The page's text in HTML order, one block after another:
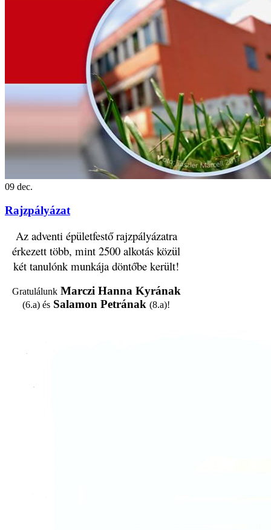
09 dec.
Rajzpályázat
Az adventi épületfestő rajzpályázatra
érkezett több, mint 2500 alkotás közül
két tanulónk munkája döntőbe került!
Gratulálunk Marczi Hanna Kyrának
(6.a) és Salamon Petrának (8.a)!